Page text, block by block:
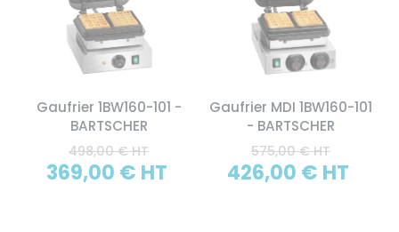
Gaufrier 1BW160-101 -
BARTSCHER
498,00 € HT
369,00 € HT
Gaufrier MDI 1BW160-101
- BARTSCHER
575,00 € HT
426,00 € HT